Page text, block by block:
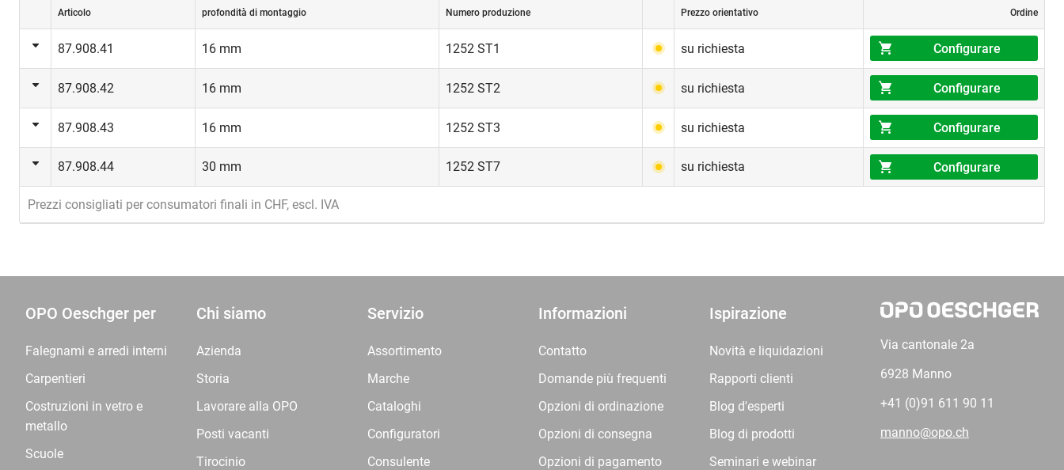
Articolo profondità di montaggio Numero produzione Prezzo orientativo Ordine
87.908.41 16 mm 1252 ST1 su richiesta Configurare
87.908.42 16 mm 1252 ST2 su richiesta Configurare
87.908.43 16 mm 1252 ST3 su richiesta Configurare
87.908.44 30 mm 1252 ST7 su richiesta Configurare
Prezzi consigliati per consumatori finali in CHF, escl. IVA
OPO Oeschger per
Falegnami e arredi interni
Carpentieri
Costruzioni in vetro e
metallo
Scuole
Chi siamo
Azienda
Storia
Lavorare alla OPO
Posti vacanti
Tirocinio
Servizio
Assortimento
Marche
Cataloghi
Configuratori
Consulente
Informazioni
Contatto
Domande più frequenti
Opzioni di ordinazione
Opzioni di consegna
Opzioni di pagamento
Ispirazione
Novità e liquidazioni
Rapporti clienti
Blog d'esperti
Blog di prodotti
Seminari e webinar
Via cantonale 2a
6928 Manno
+41 (0)91 611 90 11
manno@opo.ch